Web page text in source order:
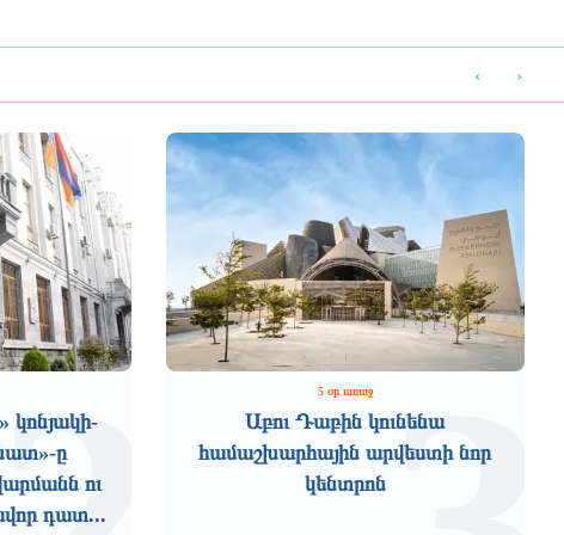
ը
ու
դատ...
5 օր առաջ
Աբու Դաբին կունենա
համաշխարհային արվեստի նոր
կենտրոն
‹ ›